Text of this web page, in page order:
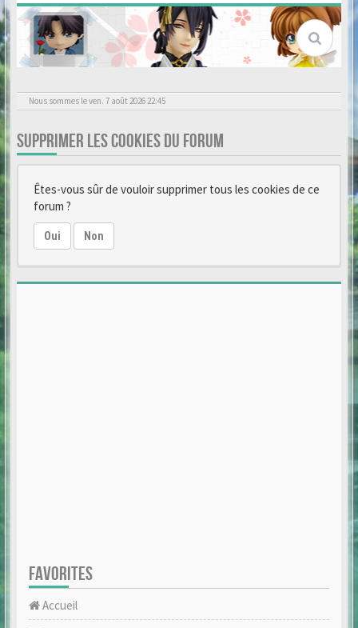
Nous sommes le ven. 7 août 2026 22:45
SUPPRIMER LES COOKIES DU FORUM
Êtes-vous sûr de vouloir supprimer tous les cookies de ce
forum ?
Oui Non
FAVORITES
Accueil